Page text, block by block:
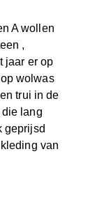
A wollen
,
jaar er op
wolwas
trui in de
die lang
geprijsd
van